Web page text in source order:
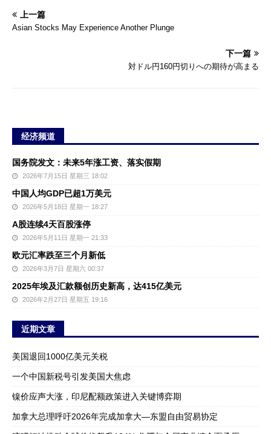
上一篇
Asian Stocks May Experience Another Plunge
下一篇
対ドル円160円切りへの期待が高まる
经济频道
国务院发文：未来5年涨工资、落实假期
2026年7月15日 星期三 18:02
中国人均GDP已超1万美元
2026年5月18日 星期一 18:27
A股连续4天百股涨停
2026年5月11日 星期一 21:33
欧元汇率跌至三个月新低
2026年3月7日 星期六 00:37
2025年埃及汇款额创历史新高，达415亿美元
2026年2月27日 星期五 19:16
近期文章
美国退回1000亿美元关税
一个中国新税号引发美国大焦虑
镍价应声大涨，印尼配额政策进入关键博弈期
加拿大总理呼吁2026年完成加拿大—东盟自由贸易协定